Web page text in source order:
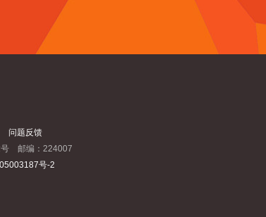
问题反馈
号 邮编：224007
号-2